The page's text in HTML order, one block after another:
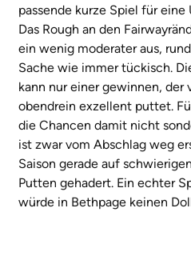
passende kurze Spiel für eine
Das Rough an den
ein wenig moderater aus,
Sache wie immer tückisch.
kann nur einer gewinnen,
obendrein exzellent puttet.
die Chancen damit nicht
ist zwar vom Abschlag weg
Saison gerade auf
Putten gehadert. Ein echter
würde in Bethpage keinen